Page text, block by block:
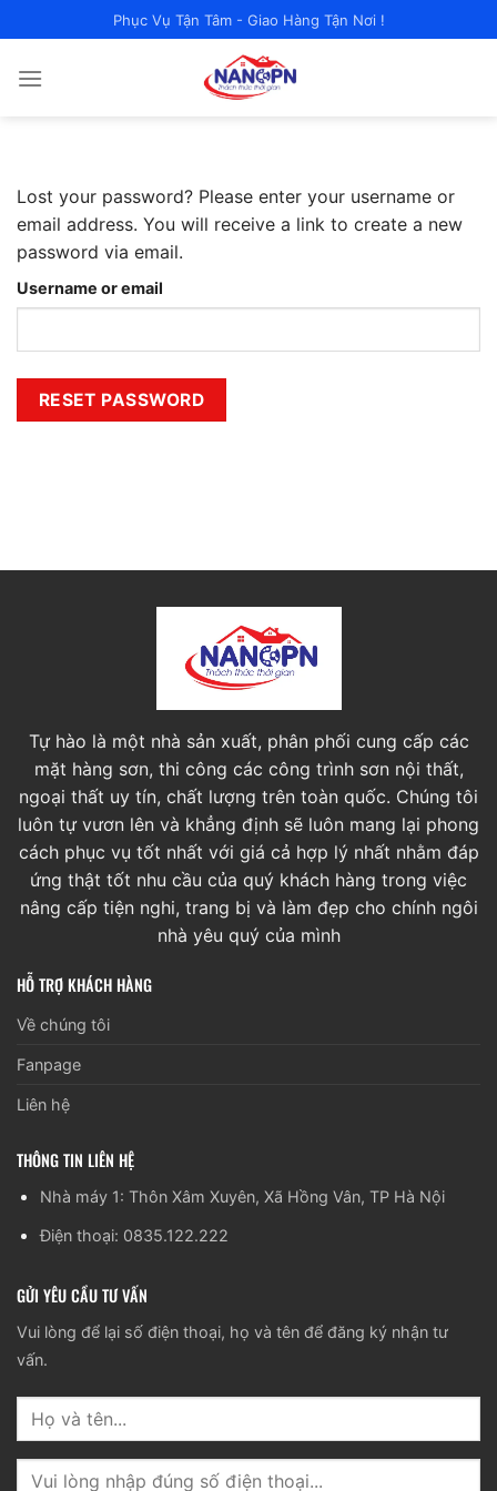
đến
nội
Phục Vụ Tận Tâm - Giao Hàng Tận Nơi !
Lost your password? Please enter your username or
email address. You will receive a link to create a new
password via email.
Username or email
RESET PASSWORD
Tự hào là một nhà sản xuất, phân phối cung cấp các
mặt hàng sơn, thi công các công trình sơn nội thất,
ngoại thất uy tín, chất lượng trên toàn quốc. Chúng tôi
luôn tự vươn lên và khẳng định sẽ luôn mang lại phong
cách phục vụ tốt nhất với giá cả hợp lý nhất nhằm đáp
ứng thật tốt nhu cầu của quý khách hàng trong việc
nâng cấp tiện nghi, trang bị và làm đẹp cho chính ngôi
nhà yêu quý của mình
HỖ TRỢ KHÁCH HÀNG
Về chúng tôi
Fanpage
Liên hệ
THÔNG TIN LIÊN HỆ
Nhà máy 1: Thôn Xâm Xuyên, Xã Hồng Vân, TP Hà Nội
Điện thoại: 0835.122.222
GỬI YÊU CẦU TƯ VẤN
Vui lòng để lại số điện thoại, họ và tên để đăng ký nhận tư
vấn.